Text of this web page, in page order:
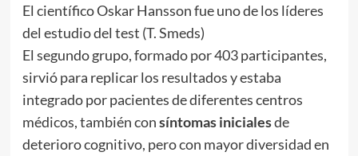
El científico Oskar Hansson fue uno de los líderes
del estudio del test (T. Smeds)
El segundo grupo, formado por 403 participantes,
sirvió para replicar los resultados y estaba
integrado por pacientes de diferentes centros
médicos, también consíntomas inicialesde
deterioro cognitivo, pero con mayor diversidad en